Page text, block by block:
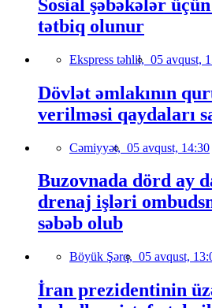
Sosial şəbəkələr
tətbiq olunur
Ekspress təhlil, 05 avqust,
Dövlət əmlakının
verilməsi qaydaları
Cəmiyyət, 05 avqust, 14:30
Buzovnada dörd ay
drenaj işləri
səbəb olub
Böyük Şərq, 05 avqust,
İran prezidentinin